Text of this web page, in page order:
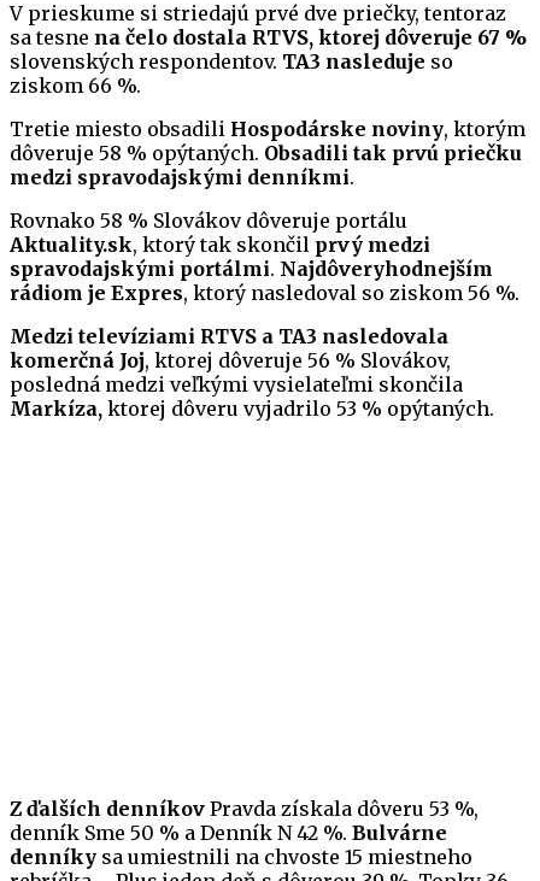
V prieskume si striedajú prvé dve priečky, tentoraz
sa tesne na čelo dostala RTVS, ktorej dôveruje 67 %
slovenských respondentov. TA3 nasleduje so
ziskom 66 %.
Tretie miesto obsadili Hospodárske noviny, ktorým
dôveruje 58 % opýtaných. Obsadili tak prvú priečku
medzi spravodajskými denníkmi.
Rovnako 58 % Slovákov dôveruje portálu
Aktuality.sk, ktorý tak skončil prvý medzi
spravodajskými portálmi. Najdôveryhodnejším
rádiom je Expres, ktorý nasledoval so ziskom 56 %.
Medzi televíziami RTVS a TA3 nasledovala
komerčná Joj, ktorej dôveruje 56 % Slovákov,
posledná medzi veľkými vysielateľmi skončila
Markíza, ktorej dôveru vyjadrilo 53 % opýtaných.
Z ďalších denníkov Pravda získala dôveru 53 %,
denník Sme 50 % a Denník N 42 %. Bulvárne
denníky sa umiestnili na chvoste 15 miestneho